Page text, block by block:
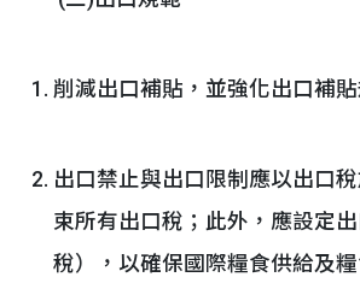
削減出口補貼，並強化出口補貼
出口禁止與出口限制應以出口
束所有出口稅；此外，應設定
稅），以確保國際糧食供給及糧